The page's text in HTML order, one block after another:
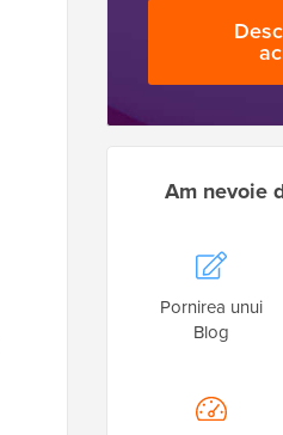
Am nevoie
Pornirea unui
Blog